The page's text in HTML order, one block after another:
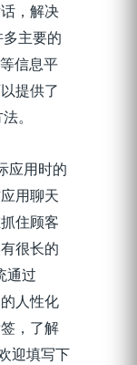
，解决
主要的
信息平
提供了
。
应用时的
用聊天
住顾客
很长的
通过
人性化
，了解
迎填写下